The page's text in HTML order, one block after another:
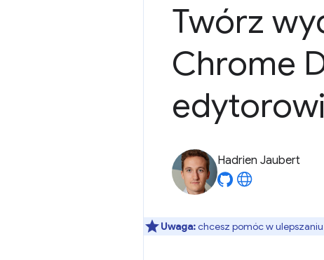
Twórz
Chrome
Hadrien Jaubert
Uwaga:chcesz pomóc w